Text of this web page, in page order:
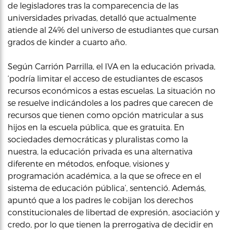
de legisladores tras la comparecencia de las
universidades privadas, detalló que actualmente
atiende al 24% del universo de estudiantes que cursan
grados de kinder a cuarto año.
Según Carrión Parrilla, el IVA en la educación privada,
‘podría limitar el acceso de estudiantes de escasos
recursos económicos a estas escuelas. La situación no
se resuelve indicándoles a los padres que carecen de
recursos que tienen como opción matricular a sus
hijos en la escuela pública, que es gratuita. En
sociedades democráticas y pluralistas como la
nuestra, la educación privada es una alternativa
diferente en métodos, enfoque, visiones y
programación académica, a la que se ofrece en el
sistema de educación pública’, sentenció. Además,
apuntó que a los padres le cobijan los derechos
constitucionales de libertad de expresión, asociación y
credo, por lo que tienen la prerrogativa de decidir en